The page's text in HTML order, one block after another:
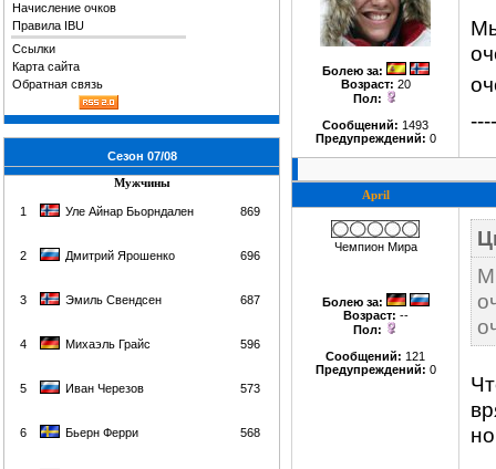
Начисление очков
Правила IBU
Ссылки
Карта сайта
Обратная связь
Сезон 07/08
Мужчины
1 Уле Айнар Бьорндален 869
2 Дмитрий Ярошенко 696
3 Эмиль Свендсен 687
4 Михаэль Грайс 596
5 Иван Черезов 573
6 Бьерн Ферри 568
Болею за:
Возраст: 20
Пол:
Сообщений: 1493
Предупреждений: 0
April
Чемпион Мира
Болею за:
Возраст: --
Пол:
Сообщений: 121
Предупреждений: 0